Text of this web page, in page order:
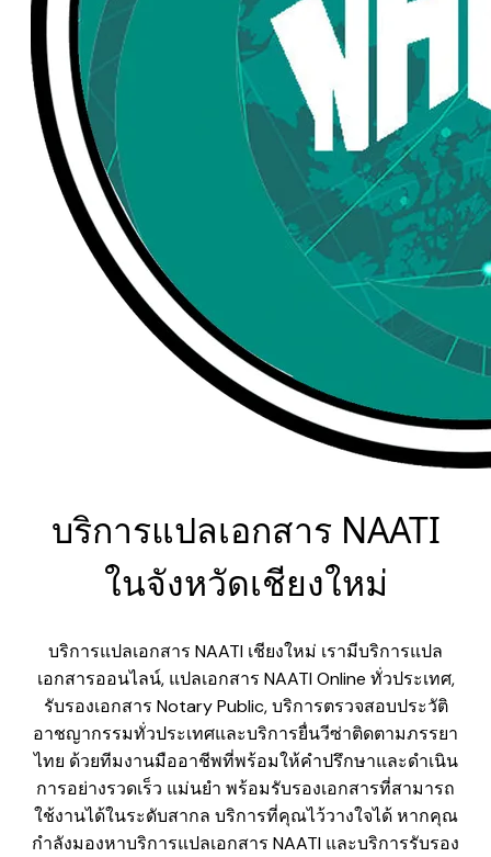
บริการแปลเอกสาร NAATI
ในจังหวัดเชียงใหม่
บริการแปลเอกสาร NAATI เชียงใหม่ เรามีบริการแปล
เอกสารออนไลน์, แปลเอกสาร NAATI Online ทั่วประเทศ,
รับรองเอกสาร Notary Public, บริการตรวจสอบประวัติ
อาชญากรรมทั่วประเทศและบริการยื่นวีซ่าติดตามภรรยา
ไทย ด้วยทีมงานมืออาชีพที่พร้อมให้คำปรึกษาและดำเนิน
การอย่างรวดเร็ว แม่นยำ พร้อมรับรองเอกสารที่สามารถ
ใช้งานได้ในระดับสากล บริการที่คุณไว้วางใจได้ หากคุณ
กำลังมองหาบริการแปลเอกสาร NAATI และบริการรับรอง